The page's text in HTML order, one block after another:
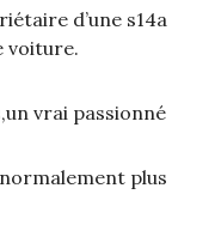
d’une s14a
voiture.
vrai passionné
plus